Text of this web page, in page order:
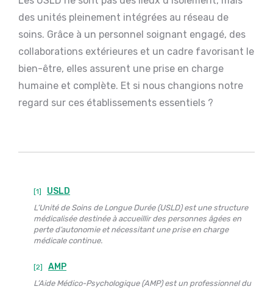
des unités pleinement intégrées au réseau de
soins. Grâce à un personnel soignant engagé, des
collaborations extérieures et un cadre favorisant le
bien-être, elles assurent une prise en charge
humaine et complète. Et si nous changions notre
regard sur ces établissements essentiels ?
[1] USLD
L’Unité de Soins de Longue Durée (USLD) est une structure
médicalisée destinée à accueillir des personnes âgées en
perte d’autonomie et nécessitant une prise en charge
médicale continue.
[2] AMP
L’Aide Médico-Psychologique (AMP) est un professionnel du